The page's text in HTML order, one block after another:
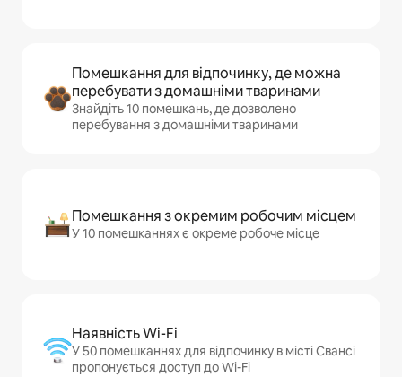
Помешкання для відпочинку, де можна
перебувати з домашніми тваринами
Знайдіть 10 помешкань, де дозволено
перебування з домашніми тваринами
Помешкання з окремим робочим місцем
У 10 помешканнях є окреме робоче місце
Наявність Wi-Fi
У 50 помешканнях для відпочинку в місті Свансі
пропонується доступ до Wi-Fi